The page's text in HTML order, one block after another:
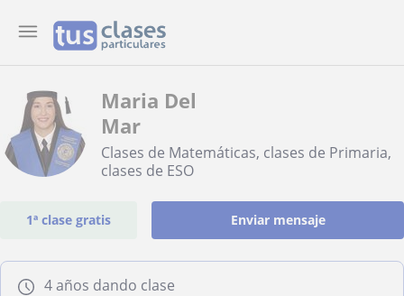
Maria Del
Mar
Clases de Matemáticas, clases de Primaria,
clases de ESO
1ª clase gratis Enviar mensaje
4 años dando clase